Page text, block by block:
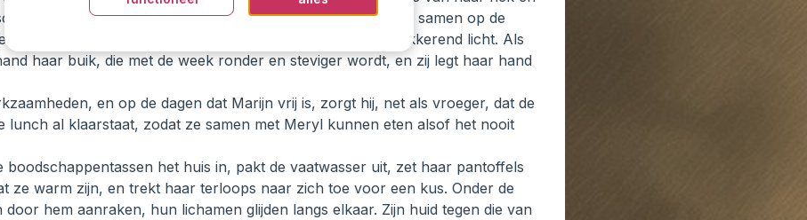
zich ontspannen in zijn gebaar. ’s Avonds liggen ze samen op de
zijn borst, terwijl de televisie de kamer vult met zacht flikkerend licht. Als
haar buik, die met de week ronder en steviger wordt, en zij legt haar hand
en op de dagen dat Marijn vrij is, zorgt hij, net als vroeger, dat de
lunch al klaarstaat, zodat ze samen met Meryl kunnen eten alsof het nooit
boodschappentassen het huis in, pakt de vaatwasser uit, zet haar pantoffels
ze warm zijn, en trekt haar terloops naar zich toe voor een kus. Onder de
hem aanraken, hun lichamen glijden langs elkaar. Zijn huid tegen die van